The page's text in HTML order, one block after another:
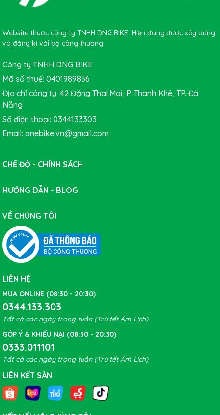
Đồng hồ xe đạp định vị GPS XOSSlà sản phẩm dùng để
theo dõi các thông số liên quan về xe đạp, giúp người
quá trình luyện tập. Với các chức năng nâng cao như
nhịp tim, cuồng chân... đây được xem như một thiết bị
theo dõi sức khỏe luyện tập của một VĐV.
Đèn nền tự động, màn hình LCD 1.8 inch: Nó sẽ đảm bảo
rằng bạn an toàn hơn khi đi xe vào ban đêm ở những nơi
có ánh sáng kém, màn hình LCD 1.8 icnh định vị GPS có
độ nhạy và độ chính xác cao. Đồng hồ xe đạp GPS XOSS
có đầy đủ tính năng nâng cao như nhịp tim, cuồng chân
Website thuộc công ty TNHH DNG BIKE. Hiện đang được xây dựng
và đăng kí với bộ công thương.
Công ty TNHH DNG BIKE
Mã số thuế: 0401989856
Địa chỉ công ty: 42 Đặng Thai Mai, P. Thanh Khê, TP. Đà
Nẵng
Số điện thoại: 0344133303
Email: onebike.vn@gmail.com
CHẾ ĐỘ - CHÍNH SÁCH
HƯỚNG DẪN - BLOG
VỀ CHÚNG TÔI
LIÊN HỆ
MUA ONLINE (08:30 - 20:30)
0344.133.303
Tất cả các ngày trong tuần (Trừ tết Âm Lịch)
GÓP Ý & KHIẾU NẠI (08:30 - 20:30)
0333.011101
Tất cả các ngày trong tuần (Trừ tết Âm Lịch)
LIÊN KẾT SÀN